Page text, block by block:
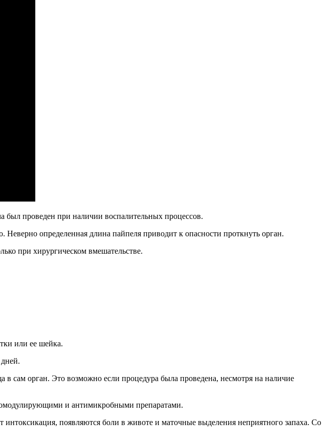
был проведен при наличии воспалительных процессов.
определенная длина пайпеля приводит к опасности проткнуть орган.
при хирургическом вмешательстве.
или ее шейка.
сам орган. Это возможно если процедура была проведена, несмотря на наличие
и антимикробными препаратами.
появляются боли в животе и маточные выделения неприятного запаха. Со